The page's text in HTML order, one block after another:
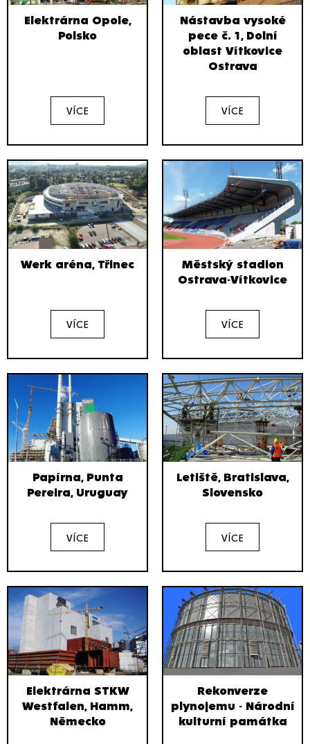
Elektrárna Opole,
Polsko
VÍCE
Nástavba vysoké
pece č. 1, Dolní
oblast Vítkovice
Ostrava
VÍCE
Werk aréna, Třinec
VÍCE
Městský stadion
Ostrava-Vítkovice
VÍCE
Papírna, Punta
Pereira, Uruguay
VÍCE
Letiště, Bratislava,
Slovensko
VÍCE
Elektrárna STKW
Westfalen, Hamm,
Německo
Rekonverze
plynojemu - Národní
kulturní památka